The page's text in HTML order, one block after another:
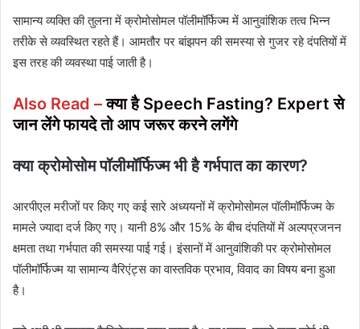
सामान्य व्यक्ति की तुलना में क्रोमोसोमल पॉलीमॉर्फिज्म में आनुवांशिक तत्व भिन्न
तरीके से व्‍यवस्थित रहते हैं। आमतौर पर बांझपन की समस्या से गुजर रहे दंपतियों में
इस तरह की व्‍यवस्‍था पाई जाती है।
Also Read –क्या है Speech Fasting? Expert से
जान लेंगे फायदे तो आप जरूर करने लगेंगे
क्या क्रोमोसोम पॉलीमॉर्फिज्म भी है गर्भपात का कारण?
आरपीएल मरीजों पर किए गए कई सारे अध्ययनों में क्रोमोसोमल पॉलीमॉर्फिज्म के
मामले ज्यादा दर्ज किए गए। यानी 8% और 15% के बीच दंपतियों में अल्पप्रजनन
क्षमता तथा गर्भपात की समस्या पाई गई। इंसानों में आनुवांशिकी पर क्रोमोसोमल
पॉलीमॉर्फिज्म या सामान्य वैरिएंट्स का वास्तविक प्रभाव, विवाद का विषय बना हुआ
है।